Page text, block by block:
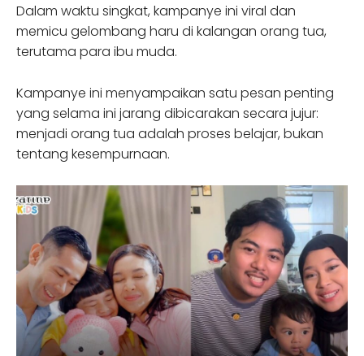
Dalam waktu singkat, kampanye ini viral dan
memicu gelombang haru di kalangan orang tua,
terutama para ibu muda.
Kampanye ini menyampaikan satu pesan penting
yang selama ini jarang dibicarakan secara jujur:
menjadi orang tua adalah proses belajar, bukan
tentang kesempurnaan.